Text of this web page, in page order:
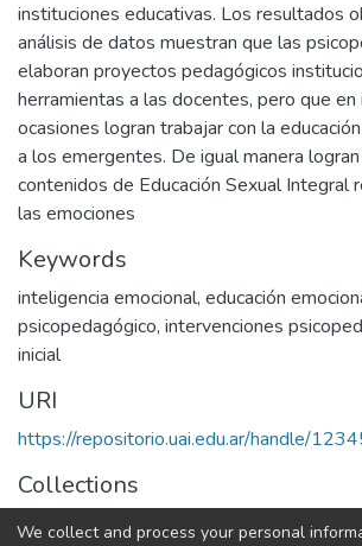
instituciones educativas. Los resultados
análisis de datos muestran que las
elaboran proyectos pedagógicos
herramientas a las docentes, pero que en
ocasiones logran trabajar con la
a los emergentes. De igual manera
contenidos de Educación Sexual Integral
las emociones
Keywords
inteligencia emocional, educación
psicopedagógico, intervenciones
inicial
URI
https://repositorio.uai.edu.ar/handle/
Collections
LICENCIATURA EN PSICOPEDAGOGÍA
We collect and process your personal